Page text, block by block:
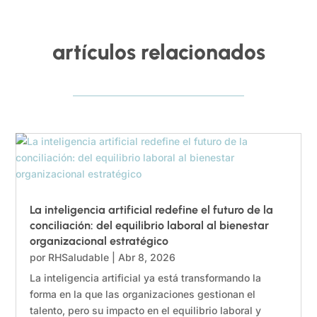
artículos relacionados
La inteligencia artificial redefine el futuro de la
conciliación: del equilibrio laboral al bienestar
organizacional estratégico
por RHSaludable
Abr 8, 2026
La inteligencia artificial ya está transformando la
forma en la que las organizaciones gestionan el
talento, pero su impacto en el equilibrio laboral y